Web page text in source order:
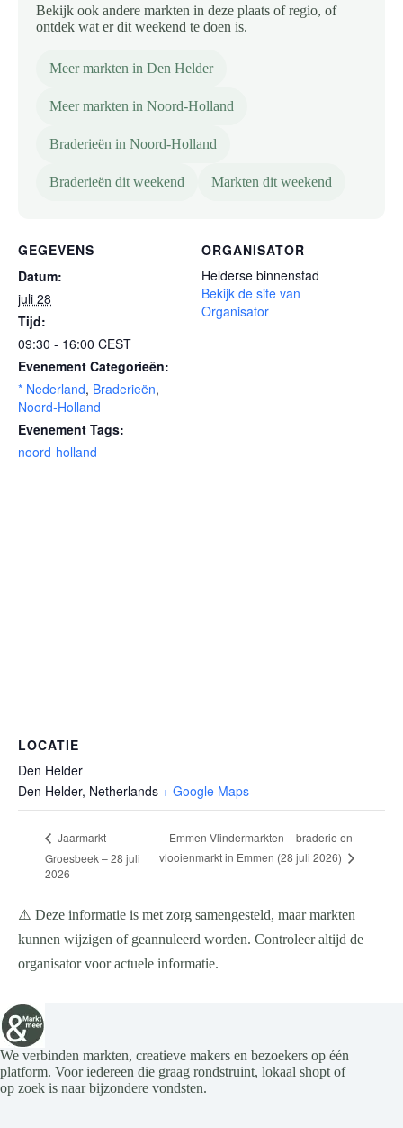
Bekijk ook andere markten in deze plaats of regio, of
ontdek wat er dit weekend te doen is.
Meer markten in Den Helder
Meer markten in Noord-Holland
Braderieën in Noord-Holland
Braderieën dit weekend Markten dit weekend
GEGEVENS
Datum:
juli 28
Tijd:
09:30 - 16:00 CEST
Evenement Categorieën:
* Nederland, Braderieën,
Noord-Holland
Evenement Tags:
noord-holland
ORGANISATOR
Helderse binnenstad
Bekijk de site van
Organisator
LOCATIE
Den Helder
Den Helder, Netherlands + Google Maps
Jaarmarkt
Groesbeek – 28 juli
2026
Emmen Vlindermarkten – braderie en
vlooienmarkt in Emmen (28 juli 2026)
⚠️ Deze informatie is met zorg samengesteld, maar markten
kunnen wijzigen of geannuleerd worden. Controleer altijd de
organisator voor actuele informatie.
We verbinden markten, creatieve makers en bezoekers op één
platform. Voor iedereen die graag rondstruint, lokaal shopt of
op zoek is naar bijzondere vondsten.